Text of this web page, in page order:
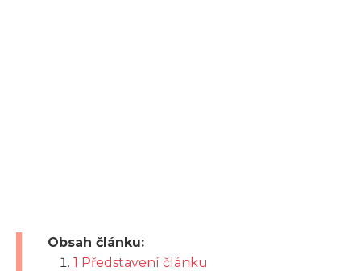
Obsah článku:
1 Představení článku